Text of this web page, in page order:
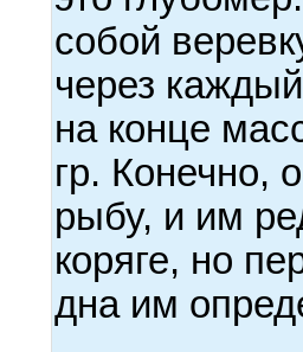
собой
через
на конце
гр. Конечно,
рыбу, и им
коряге, но
дна им